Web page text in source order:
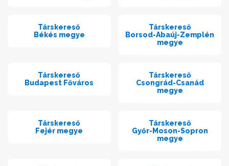
Társkereső
Békés megye
Társkereső
Borsod-Abaúj-Zemplén
megye
Társkereső
Budapest Főváros
Társkereső
Csongrád-Csanád
megye
Társkereső
Fejér megye
Társkereső
Győr-Moson-Sopron
megye